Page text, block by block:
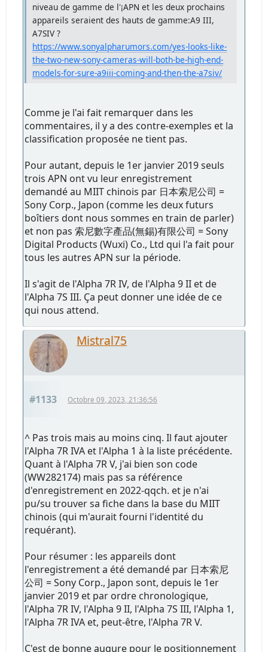
niveau de gamme de l'¡APN et les deux prochains
appareils seraient des hauts de gamme:A9 III,
A7SIV ?
https://www.sonyalpharumors.com/yes-looks-like-
the-two-new-sony-cameras-will-both-be-high-end-
models-for-sure-a9iii-coming-and-then-the-a7siv/
Comme je l'ai fait remarquer dans les
commentaires, il y a des contre-exemples et la
classification proposée ne tient pas.
Pour autant, depuis le 1er janvier 2019 seuls
trois APN ont vu leur enregistrement
demandé au MIIT chinois par 日本索尼公司 =
Sony Corp., Japon (comme les deux futurs
boîtiers dont nous sommes en train de parler)
et non pas 索尼數字產品(無錫)有限公司 = Sony
Digital Products (Wuxi) Co., Ltd qui l'a fait pour
tous les autres APN sur la période.
Il s'agit de l'Alpha 7R IV, de l'Alpha 9 II et de
l'Alpha 7S III. Ça peut donner une idée de ce
qui nous attend.
Mistral75
#1133 Octobre 09, 2023, 21:36:56
^ Pas trois mais au moins cinq. Il faut ajouter
l'Alpha 7R IVA et l'Alpha 1 à la liste précédente.
Quant à l'Alpha 7R V, j'ai bien son code
(WW282174) mais pas sa référence
d'enregistrement en 2022-qqch. et je n'ai
pu/su trouver sa fiche dans la base du MIIT
chinois (qui m'aurait fourni l'identité du
requérant).
Pour résumer : les appareils dont
l'enregistrement a été demandé par 日本索尼
公司 = Sony Corp., Japon sont, depuis le 1er
janvier 2019 et par ordre chronologique,
l'Alpha 7R IV, l'Alpha 9 II, l'Alpha 7S III, l'Alpha 1,
l'Alpha 7R IVA et, peut-être, l'Alpha 7R V.
C'est de bonne augure pour le positionnement